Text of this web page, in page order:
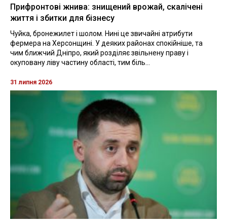
Прифронтові жнива: знищений врожай, скалічені
життя і збитки для бізнесу
Чуйка, бронежилет і шолом. Нині це звичайні атрибути
фермера на Херсонщині. У деяких районах спокійніше, та
чим ближчий Дніпро, який розділяє звільнену праву і
окуповану ліву частину області, тим біль...
31 липня 2026